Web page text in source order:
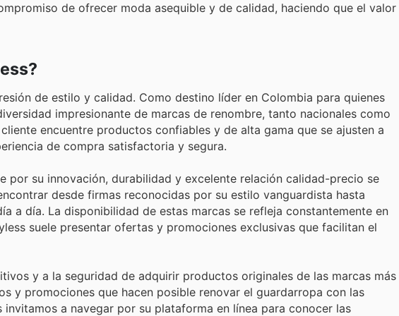
de ofrecer moda asequible y de calidad, haciendo que el valor
de estilo y calidad. Como destino líder en Colombia para quienes
impresionante de marcas de renombre, tanto nacionales como
encuentre productos confiables y de alta gama que se ajusten a
de compra satisfactoria y segura.
por su innovación, durabilidad y excelente relación calidad-precio se
desde firmas reconocidas por su estilo vanguardista hasta
a día. La disponibilidad de estas marcas se refleja constantemente en
suele presentar ofertas y promociones exclusivas que facilitan el
y a la seguridad de adquirir productos originales de las marcas más
y promociones que hacen posible renovar el guardarropa con las
a navegar por su plataforma en línea para conocer las